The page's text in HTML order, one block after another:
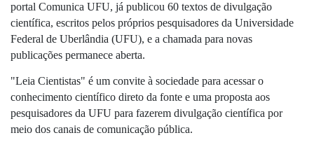
portal Comunica UFU, já publicou 60 textos de divulgação
científica, escritos pelos próprios pesquisadores da Universidade
Federal de Uberlândia (UFU), e a chamada para novas
publicações permanece aberta.
"Leia Cientistas" é um convite à sociedade para acessar o
conhecimento científico direto da fonte e uma proposta aos
pesquisadores da UFU para fazerem divulgação científica por
meio dos canais de comunicação pública.